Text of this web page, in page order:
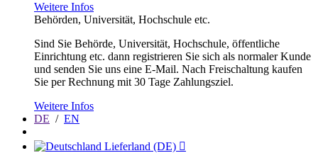
Weitere Infos
Behörden, Universität, Hochschule etc.
Sind Sie Behörde, Universität, Hochschule, öffentliche
Einrichtung etc. dann registrieren Sie sich als normaler Kunde
und senden Sie uns eine E-Mail. Nach Freischaltung kaufen
Sie per Rechnung mit 30 Tage Zahlungsziel.
Weitere Infos
DE / EN
Lieferland (DE) 